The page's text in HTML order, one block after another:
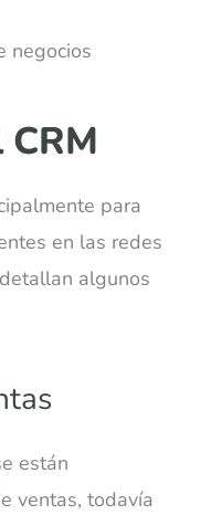
para
en las redes
algunos
están
ventas, todavía